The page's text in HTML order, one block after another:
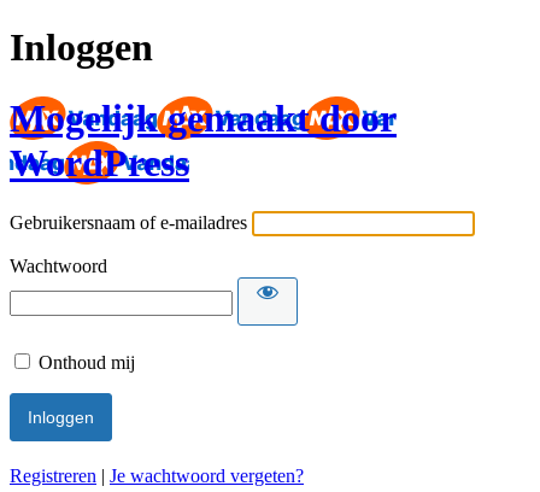
Inloggen
Mogelijk gemaakt door
WordPress
Gebruikersnaam of e-mailadres
Wachtwoord
Onthoud mij
Registreren | Je wachtwoord vergeten?